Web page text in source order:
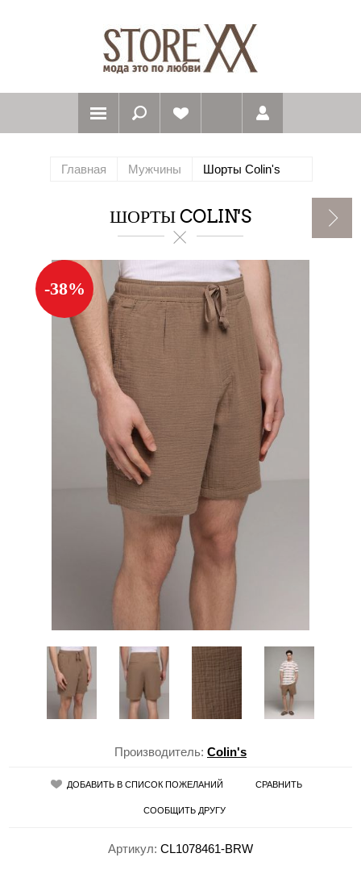
Главная Мужчины Шорты Colin's
ШОРТЫ COLIN'S
-38%
Производитель: Colin's
ДОБАВИТЬ В СПИСОК ПОЖЕЛАНИЙ СРАВНИТЬ
СООБЩИТЬ ДРУГУ
Артикул: CL1078461-BRW